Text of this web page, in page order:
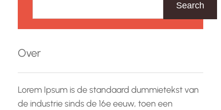
k
n
Search
Over
Lorem Ipsum is de standaard dummietekst van
de industrie sinds de 16e eeuw, toen een